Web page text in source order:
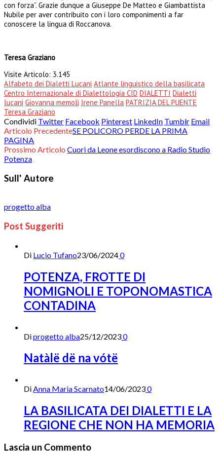
con forza”. Grazie dunque a Giuseppe De Matteo e Giambattista
Nubile per aver contribuito con i loro componimenti a far
conoscere la lingua di Roccanova.
Teresa Graziano
Visite Articolo: 3.145
Alfabeto dei Dialetti Lucani Atlante linguistico della basilicata
Centro Internazionale di Dialettologia CID DIALETTI Dialetti
lucani Giovanna memoli Irene Panella PATRIZIA DEL PUENTE
Teresa Graziano
Condividi Twitter Facebook Pinterest LinkedIn Tumblr Email
Articolo PrecedenteSE POLICORO PERDE LA PRIMA
PAGINA
Prossimo Articolo Cuori da Leone esordiscono a Radio Studio
Potenza
Sull' Autore
progetto alba
Post Suggeriti
Di Lucio Tufano23/06/20240
POTENZA, FROTTE DI
NOMIGNOLI E TOPONOMASTICA
CONTADINA
Diprogetto alba25/12/20230
Natàlë dë na vótë
DiAnna Maria Scarnato14/06/20230
LA BASILICATA DEI DIALETTI E LA
REGIONE CHE NON HA MEMORIA
Lascia un Commento